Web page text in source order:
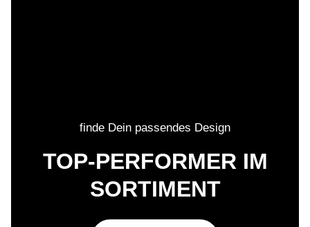
finde Dein passendes Design
TOP-PERFORMER IM
SORTIMENT